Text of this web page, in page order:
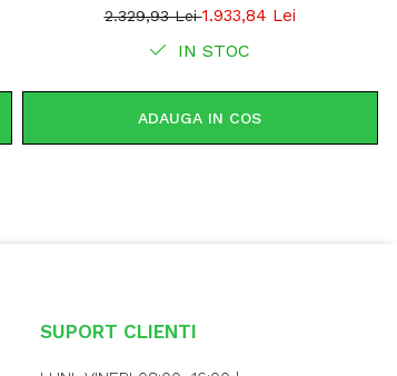
2.329,93 Lei1.933,84 Lei
IN STOC
ADAUGA IN COS
SUPORT CLIENTI